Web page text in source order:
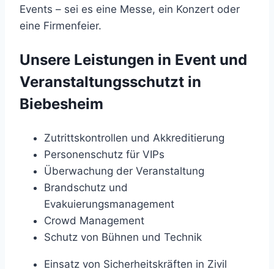
Events – sei es eine Messe, ein Konzert oder
eine Firmenfeier.
Unsere Leistungen in Event und
Veranstaltungsschutzt in
Biebesheim
Zutrittskontrollen und Akkreditierung
Personenschutz für VIPs
Überwachung der Veranstaltung
Brandschutz und
Evakuierungsmanagement
Crowd Management
Schutz von Bühnen und Technik
Einsatz von Sicherheitskräften in Zivil